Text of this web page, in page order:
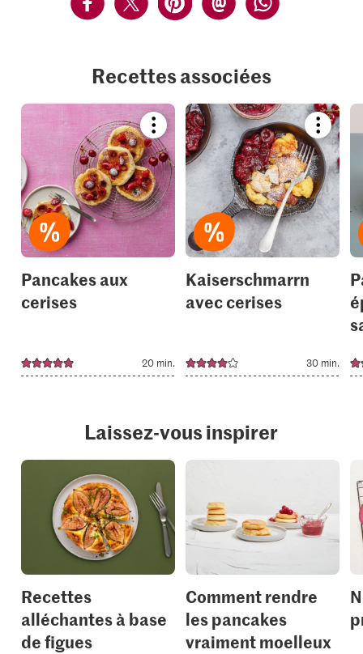
Recettes associées
Bookmark
recipe
or
add
it
to
your
collections.
Pancakes aux
cerises
20 min.
recipe
or
add
it
to
your
Kaiserschmarrn
avec cerises
30 min.
Laissez-vous inspirer
Recettes
alléchantes à base
de figues
Comment rendre
les pancakes
vraiment moelleux